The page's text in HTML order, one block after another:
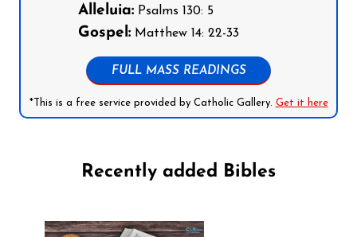
Alleluia: Psalms 130: 5
Gospel: Matthew 14: 22-33
FULL MASS READINGS
*This is a free service provided by Catholic Gallery. Get it here
Recently added Bibles